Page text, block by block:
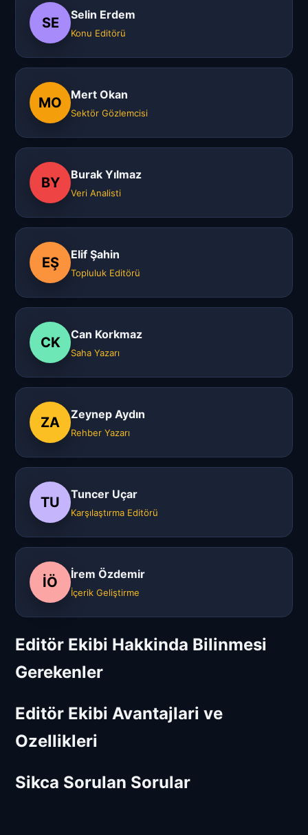
SE
Selin Erdem
Konu Editörü
MO
Mert Okan
Sektör Gözlemcisi
BY
Burak Yılmaz
Veri Analisti
EŞ
Elif Şahin
Topluluk Editörü
CK
Can Korkmaz
Saha Yazarı
ZA
Zeynep Aydın
Rehber Yazarı
TU
Tuncer Uçar
Karşılaştırma Editörü
İÖ
İrem Özdemir
İçerik Geliştirme
Editör Ekibi Hakkinda Bilinmesi
Gerekenler
Editör Ekibi Avantajlari ve
Ozellikleri
Sikca Sorulan Sorular